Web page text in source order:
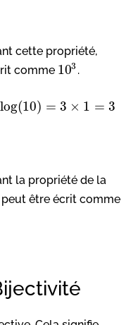
cette propriété,
comme 103.
log(10) = 3 × 1 = 3
la propriété de la
peut être écrit comme